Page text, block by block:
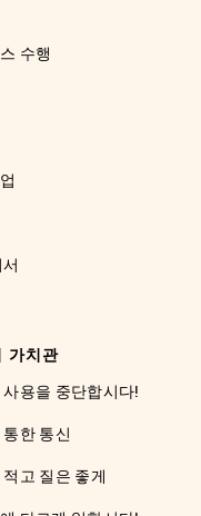
수행
가치관
사용을 중단합시다!
한 통신
고 질은 좋게